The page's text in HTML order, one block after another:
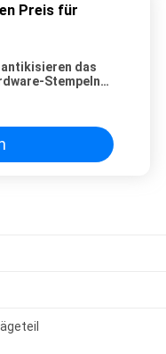
Preis für
das
Stempeln